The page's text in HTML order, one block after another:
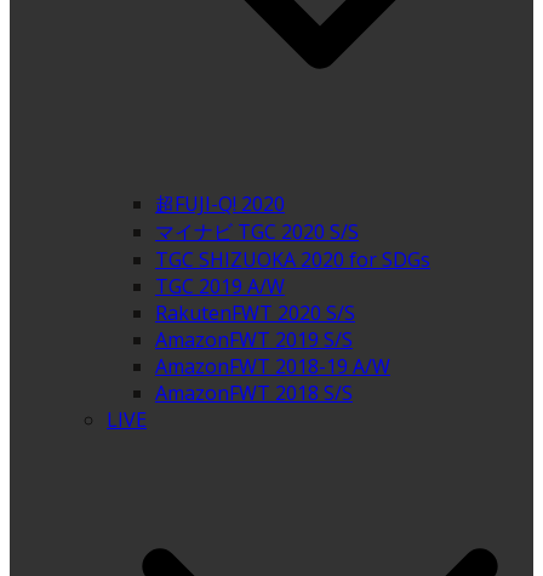
超FUJI-Q! 2020
マイナビ TGC 2020 S/S
TGC SHIZUOKA 2020 for SDGs
TGC 2019 A/W
RakutenFWT 2020 S/S
AmazonFWT 2019 S/S
AmazonFWT 2018-19 A/W
AmazonFWT 2018 S/S
LIVE